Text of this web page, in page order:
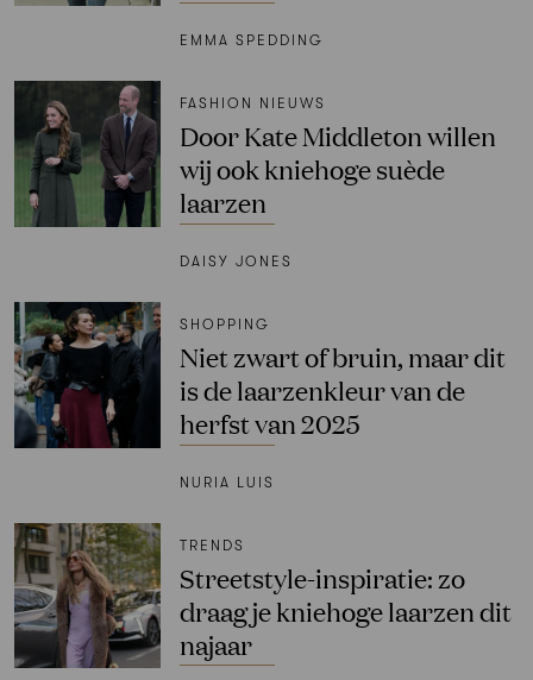
EMMA SPEDDING
FASHION NIEUWS
Door Kate Middleton willen
wij ook kniehoge suède
laarzen
DAISY JONES
SHOPPING
Niet zwart of bruin, maar dit
is de laarzenkleur van de
herfst van 2025
NURIA LUIS
TRENDS
Streetstyle-inspiratie: zo
draag je kniehoge laarzen dit
najaar